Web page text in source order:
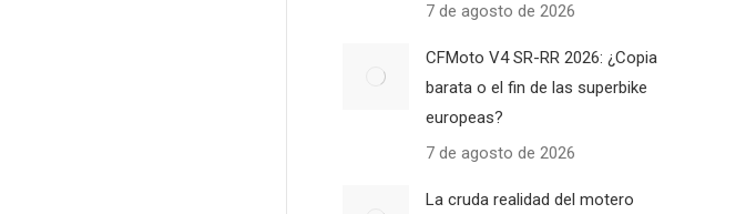
7 de agosto de 2026
CFMoto V4 SR-RR 2026: ¿Copia
barata o el fin de las superbike
europeas?
7 de agosto de 2026
La cruda realidad del motero